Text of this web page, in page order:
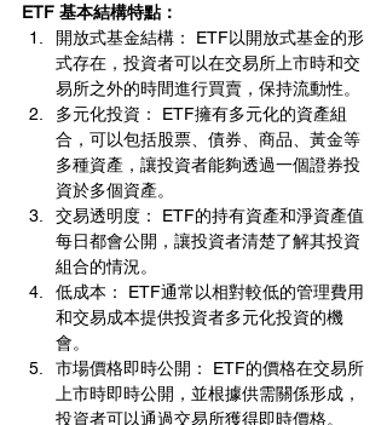
ETF 基本結構特點：
開放式基金結構： ETF以開放式基金的形
式存在，投資者可以在交易所上市時和交
易所之外的時間進行買賣，保持流動性。
多元化投資： ETF擁有多元化的資產組
合，可以包括股票、債券、商品、黃金等
多種資產，讓投資者能夠透過一個證券投
資於多個資產。
交易透明度： ETF的持有資產和淨資產值
每日都會公開，讓投資者清楚了解其投資
組合的情況。
低成本： ETF通常以相對較低的管理費用
和交易成本提供投資者多元化投資的機
會。
市場價格即時公開： ETF的價格在交易所
上市時即時公開，並根據供需關係形成，
投資者可以通過交易所獲得即時價格。